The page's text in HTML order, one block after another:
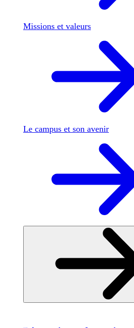
Missions et valeurs
Le campus et son avenir